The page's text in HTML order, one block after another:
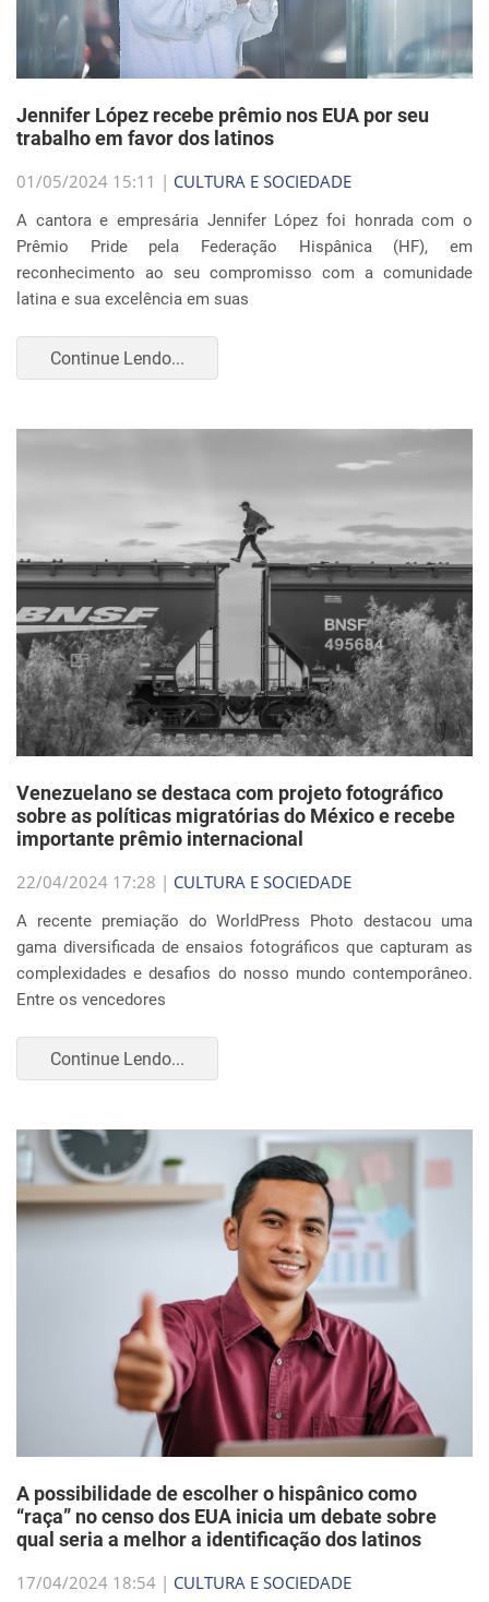
Jennifer López recebe prêmio nos EUA por seu
trabalho em favor dos latinos
01/05/2024 15:11 | CULTURA E SOCIEDADE
A cantora e empresária Jennifer López foi honrada com o
Prêmio Pride pela Federação Hispânica (HF), em
reconhecimento ao seu compromisso com a comunidade
latina e sua excelência em suas
Continue Lendo...
Venezuelano se destaca com projeto fotográfico
sobre as políticas migratórias do México e recebe
importante prêmio internacional
22/04/2024 17:28 | CULTURA E SOCIEDADE
A recente premiação do WorldPress Photo destacou uma
gama diversificada de ensaios fotográficos que capturam as
complexidades e desafios do nosso mundo contemporâneo.
Entre os vencedores
Continue Lendo...
A possibilidade de escolher o hispânico como
“raça” no censo dos EUA inicia um debate sobre
qual seria a melhor a identificação dos latinos
17/04/2024 18:54 | CULTURA E SOCIEDADE